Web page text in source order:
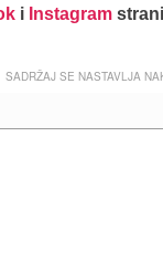
i Instagram
SADRŽAJ SE NASTAVLJA